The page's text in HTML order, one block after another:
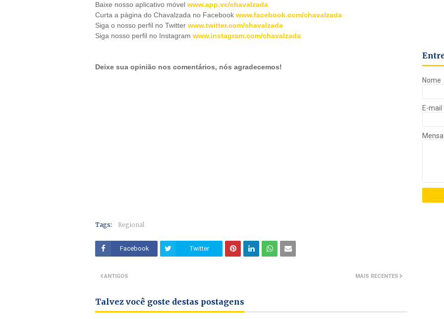
Baixe nosso aplicativo móvel www.app.vc/chavalzada
Curta a página do Chavalzada no Facebook www.facebook.com/chavalzada
Siga o nosso perfil no Twitter www.twitter.com/chavalzada
Siga nosso perfil no Instagram www.instagram.com/chavalzada
Deixe sua opinião nos comentários, nós agradecemos!
Tags: Regional
Facebook Twitter
MAIS RECENTES
ANTIGOS
Talvez você goste destas postagens
Nome
E-mail